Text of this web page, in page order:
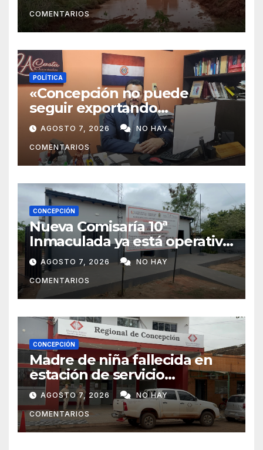
COMENTARIOS
POLÍTICA
«Concepción no puede
seguir exportando
juventud»: Lelly Javier Acosta
Silva propone transformar la
ciudad en un polo de
atracción de inversiones
AGOSTO 7, 2026 NO HAY
COMENTARIOS
CONCEPCIÓN
Nueva Comisaría 10ª
Inmaculada ya está operativa
tras mudanza de agentes
policiales
AGOSTO 7, 2026 NO HAY
COMENTARIOS
CONCEPCIÓN
Madre de niña fallecida en
estación de servicio
cuestiona avances de la
investigación
AGOSTO 7, 2026 NO HAY
COMENTARIOS